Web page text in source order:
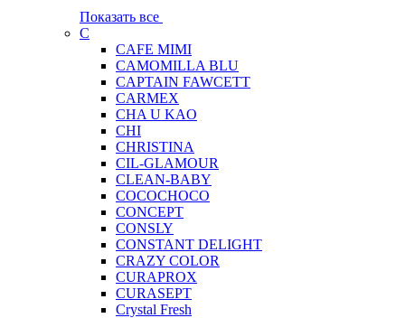
Показать все
C
CAFE MIMI
CAMOMILLA BLU
CAPTAIN FAWCETT
CARMEX
CHA U KAO
CHI
CHRISTINA
CIL-GLAMOUR
CLEAN-BABY
COCOCHOCO
CONCEPT
CONSLY
CONSTANT DELIGHT
CRAZY COLOR
CURAPROX
CURASEPT
Crystal Fresh